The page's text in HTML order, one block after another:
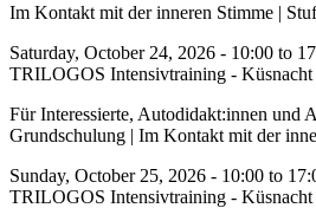
Im Kontakt mit der inneren Stimme |
Saturday, October 24, 2026 - 10:00 to
TRILOGOS Intensivtraining -
Für Interessierte, Autodidakt:innen und
Grundschulung | Im Kontakt mit der
Sunday, October 25, 2026 - 10:00 to
TRILOGOS Intensivtraining -